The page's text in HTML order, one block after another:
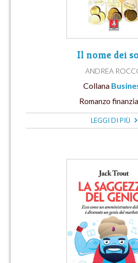
Il nome dei
ANDREA
Collana
Romanzo
LEGGI DI PIÙ